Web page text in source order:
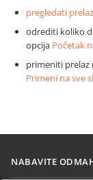
pregledati prelaz
odrediti koliko
opcija Početak
primeniti prelaz
Primeni na sve
NABAVITE